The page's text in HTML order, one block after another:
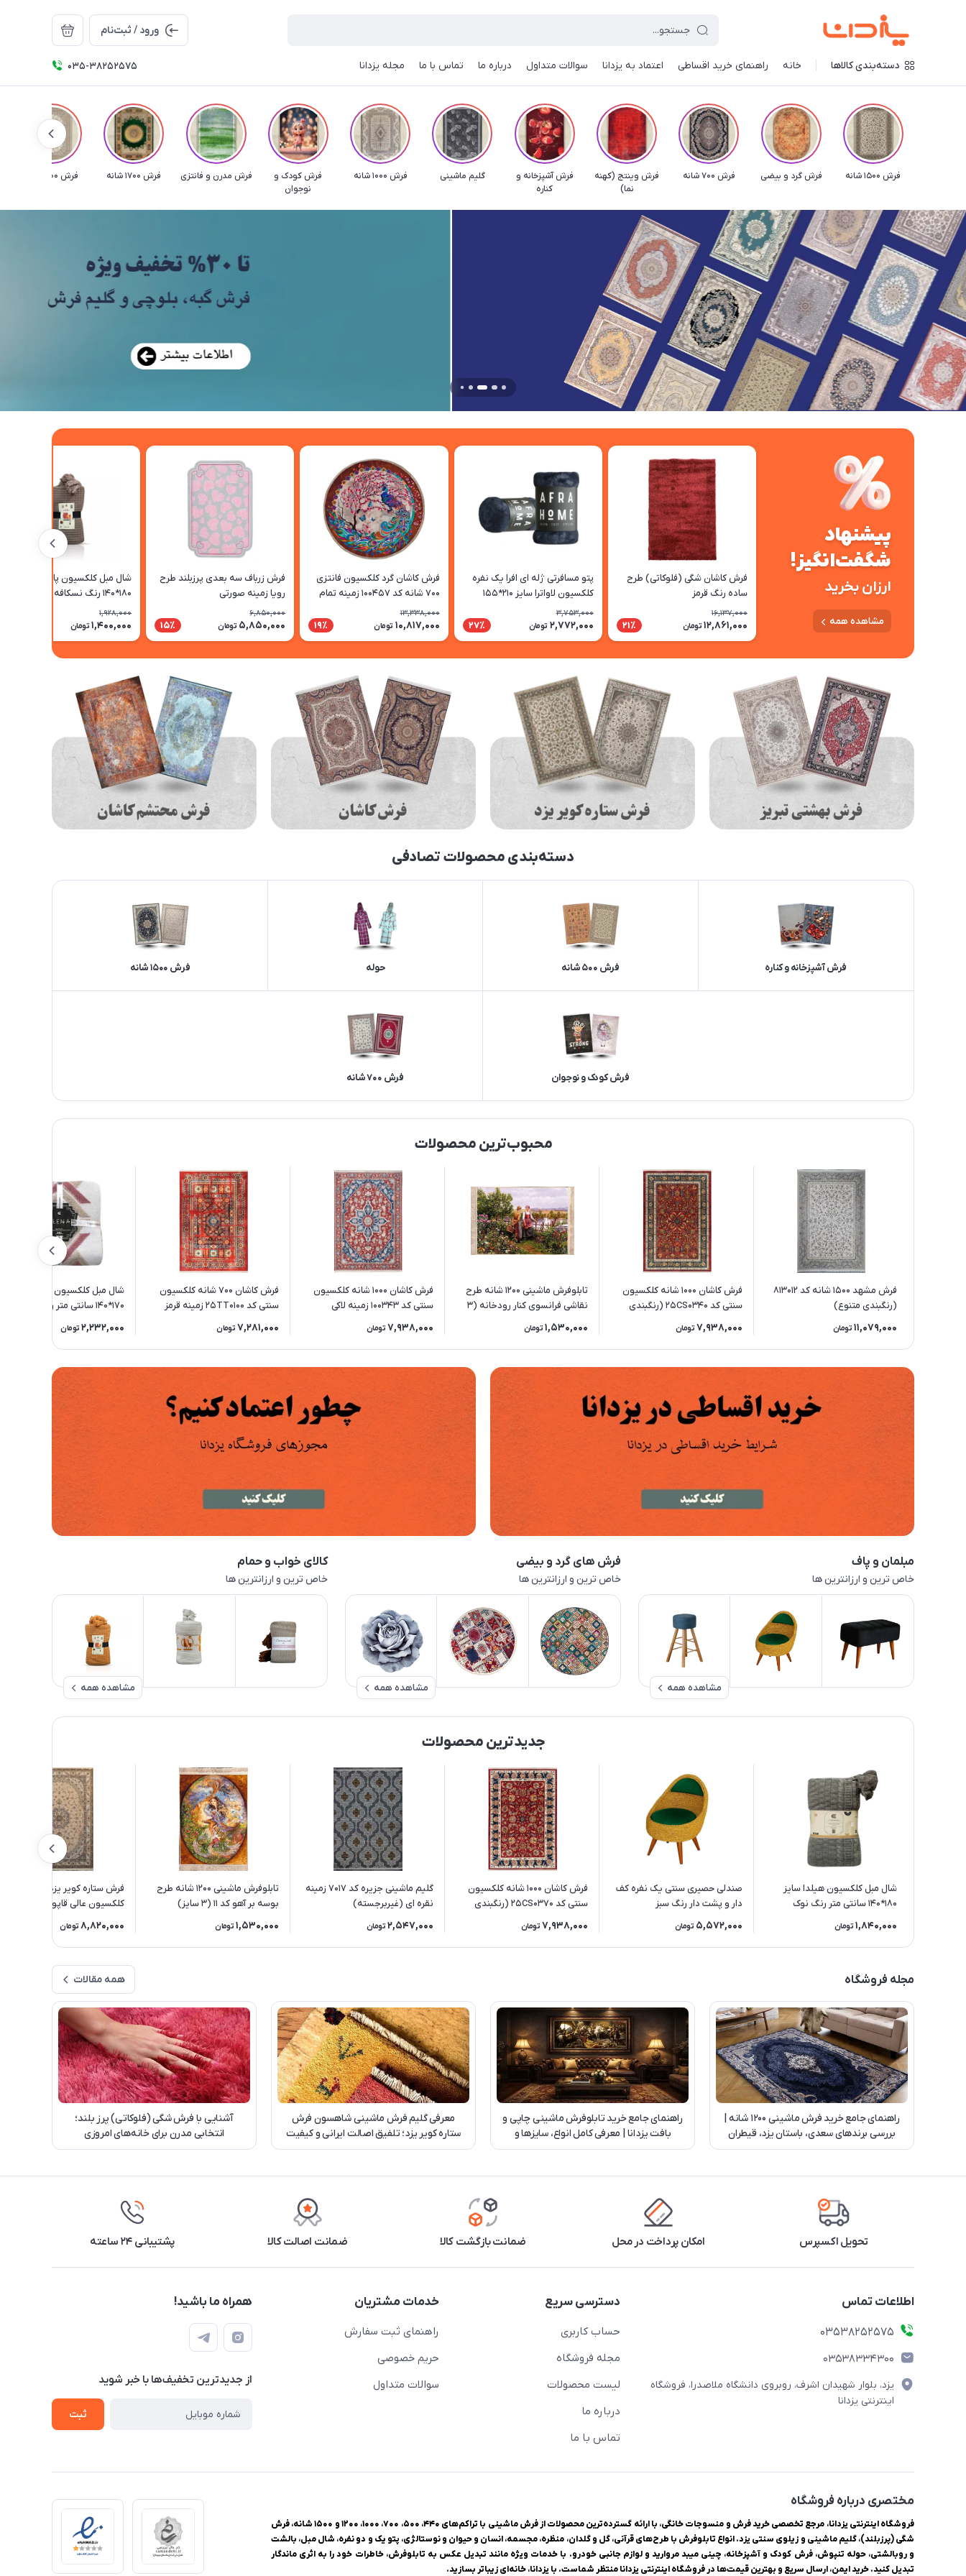
ورود / ثبت‌نام
دسته‌بندی کالاها خانه راهنمای خرید اقساطی اعتماد به یزدانا سوالات متداول درباره ما تماس با ما مجله یزدانا 035-38252575
فرش 1500 شانه فرش گرد و بیضی فرش 700 شانه
فرش وینتج (کهنه
نما)
فرش آشپزخانه و
کناره
گلیم ماشینی فرش 1000 شانه
فرش کودک و
نوجوان
فرش مدرن و فانتزی فرش 1700 شانه فرش 1200 شانه
پیشنهاد
شگفت‌انگیز!
ارزان بخرید
مشاهده همه
فرش کاشان شگی (فلوکاتی) طرح
ساده رنگ قرمز
16,137,000
12,861,000 تومان 21٪
پتو مسافرتی ژله ای افرا یک نفره
کلکسیون لاواترا سایز 210*155
سانتی متر رنگ نوک مدادی
3,753,000
2,772,000 تومان 27٪
فرش کاشان گرد کلکسیون فانتزی
700 شانه کد 100457 زمینه تمام
13,338,000
10,817,000 تومان 19٪
فرش زرباف سه بعدی پرزبلند طرح
رویا زمینه صورتی
6,850,000
5,850,000 تومان 15٪
شال مبل کلکسیون پادینا سایز
180*140 رنگ نسکافه ای
1,928,000
1,400,000 تومان
دسته‌بندی محصولات تصادفی
فرش آشپزخانه و کناره فرش 500 شانه حوله فرش 1500 شانه
فرش کودک و نوجوان فرش 700 شانه
محبوب‌ترین محصولات
فرش مشهد 1500 شانه کد 813012
(رنگبندی متنوع)
11,079,000 تومان
فرش کاشان 1000 شانه کلکسیون
سنتی کد 25CS0340 (رنگبندی
7,938,000 تومان
تابلوفرش ماشینی 1200 شانه طرح
نقاشی فرانسوی کنار رودخانه (3
1,530,000 تومان
فرش کاشان 1000 شانه کلکسیون
سنتی کد 100343 زمینه لاکی
7,938,000 تومان
فرش کاشان 700 شانه کلکسیون
سنتی کد 25TT0100 زمینه قرمز
7,281,000 تومان
شال مبل کلکسیون پانچ النا سایز
170*140 سانتی متر رنگ کالباسی
2,232,000 تومان
مبلمان و پاف
خاص ترین و ارزانترین ها
مشاهده همه
فرش های گرد و بیضی
خاص ترین و ارزانترین ها
مشاهده همه
کالای خواب و حمام
خاص ترین و ارزانترین ها
مشاهده همه
جدیدترین محصولات
شال مبل کلکسیون هیلدا سایز
180*140 سانتی متر رنگ نوک
1,840,000 تومان
صندلی حصیری سنتی یک نفره کف
دار و پشت دار رنگ سبز
5,572,000 تومان
فرش کاشان 1000 شانه کلکسیون
سنتی کد 25CS0370 (رنگبندی
7,938,000 تومان
گلیم ماشینی جزیره کد 7017 زمینه
نقره ای (غیربرجسته)
2,547,000 تومان
تابلوفرش ماشینی 1200 شانه طرح
بوسه بر آهو کد 11 (3 سایز)
1,530,000 تومان 8,820,000 تومان
مجله فروشگاه همه مقالات
راهنمای جامع خرید فرش ماشینی 1200 شانه |
بررسی برندهای سعدی، باستان یزد، قیطران
کاشان و بهشتی تبریز
راهنمای جامع خرید تابلوفرش ماشینی چاپی و
بافت یزدانا | معرفی کامل انواع، سایزها و
سفارش اختصاصی
معرفی گلیم فرش ماشینی شاهسون فرش
ستاره کویر یزد؛ تلفیق اصالت ایرانی و کیفیت
روز
آشنایی با فرش شگی (فلوکاتی) پرز بلند؛
انتخابی مدرن برای خانه‌های امروزی
تحویل اکسپرس امکان پرداخت در محل ضمانت بازگشت کالا ضمانت اصالت کالا پشتیبانی ۲۴ ساعته
اطلاعات تماس
03538252575
03538334300
یزد، بلوار شهیدان اشرف، روبروی دانشگاه ملاصدرا، فروشگاه
اینترنتی یزدانا
دسترسی سریع
حساب کاربری
مجله فروشگاه
لیست محصولات
درباره ما
تماس با ما
خدمات مشتریان
راهنمای ثبت سفارش
حریم خصوصی
سوالات متداول
همراه ما باشید!
از جدید‌ترین تخفیف‌ها با‌ خبر شوید
ثبت
مختصری درباره فروشگاه
فروشگاه اینترنتی یزدانا، مرجع تخصصی خرید فرش و منسوجات خانگی، با ارائه گسترده‌ترین محصولات از فرش ماشینی با تراکم‌های ۴۴۰، ۵۰۰، ۷۰۰، ۱۰۰۰، ۱۲۰۰ و ۱۵۰۰ شانه، فرش
شگی (پرزبلند)، گلیم ماشینی و زیلوی سنتی یزد. انواع تابلوفرش با طرح‌های قرآنی، گل و گلدان، منظره، مجسمه، انسان و حیوان و نوستالژی، پتو یک و دو نفره، شال مبل، بالشت
و روبالشتی، حوله تنپوش، فرش کودک و آشپزخانه، چینی میبد مروارید و لوازم جانبی خودرو. با خدمات ویژه مانند تبدیل عکس به تابلوفرش، خاطرات خود را به اثری ماندگار
تبدیل کنید. خرید ایمن، ارسال سریع و بهترین قیمت‌ها در فروشگاه اینترنتی یزدانا منتظر شماست. با یزدانا، خانه‌ای زیباتر بسازید.